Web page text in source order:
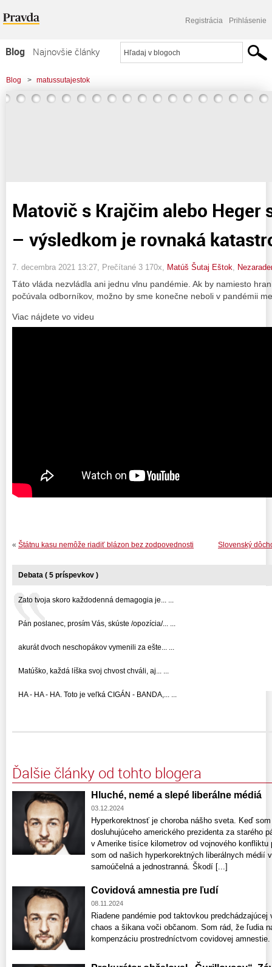
Registrácia Prihlásenie
Blog
Najnovšie články
Najčítanejšie články
Najkomentovanejšie články
Blog > matussutajestok
> Matovič s Krajčim alebo Heger s Lengvarským – výsledkom je rovnaká
Matovič s Krajčim alebo Heger
– výsledkom je rovnaká
7. decembra 2021 13:27 , Prečítané 3 170x, Matúš Šutaj Eštok
Táto vláda nezvládla ani jednu vlnu pandémie. Ak by namiesto
počúvala odborníkov, možno by sme konečne neboli v pandémii
Viac nájdete vo videu
Slovenský
« Štátnu kasu nemôže riadiť blázon bez zodpovednosti
Debata ( 5 príspevkov )
Zato tvoja skoro každodenná demagogia je... ...
Pán poslanec, prosím Vás, skúste /opozícia/... ...
akurát dvoch neschopákov vymenili za ešte... ...
Matúško, každá líška svoj chvost chváli, aj... ...
HA - HA - HA. Toto je veľká CIGÁN - BANDA,... ...
Ďalšie články od tohto blogera
Hluché, nemé a slepé liberálne médiá
03.12.2024
Hyperkorektnosť je choroba nášho sveta. Keď
dosluhujúceho amerického prezidenta za starého
v Amerike tisíce kilometrov od vojnového
som od našich hyperkorektných liberálnych médií
samoúčelná a jednostranná. Škodí [...]
Covidová amnestia pre ľudí
08.11.2024
Riadene pandémie pod taktovkou
chaos a šikana voči občanom. Som rád, že ľudia
kompenzáciu prostredníctvom covidovej